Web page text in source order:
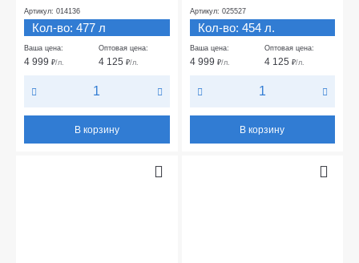
Артикул: 014136
Кол-во: 477 л
Ваша цена:
4 999 ₽/л.
Оптовая цена:
4 125₽/л.
В корзину
Артикул: 025527
Кол-во: 454 л.
Ваша цена:
4 999 ₽/л.
Оптовая цена:
4 125 ₽/л.
В корзину